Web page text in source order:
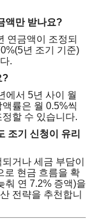
액만 받나요?
연금액이 조정되
년 조기 기준)
.
?
에서 5년 사이 월
률은 월 0.5%씩
할 수 있습니다.
조기 신청이 유리
거나 세금 부담이
로 현금 흐름을 확
춰 연 7.2% 증액)을
전략을 추천합니